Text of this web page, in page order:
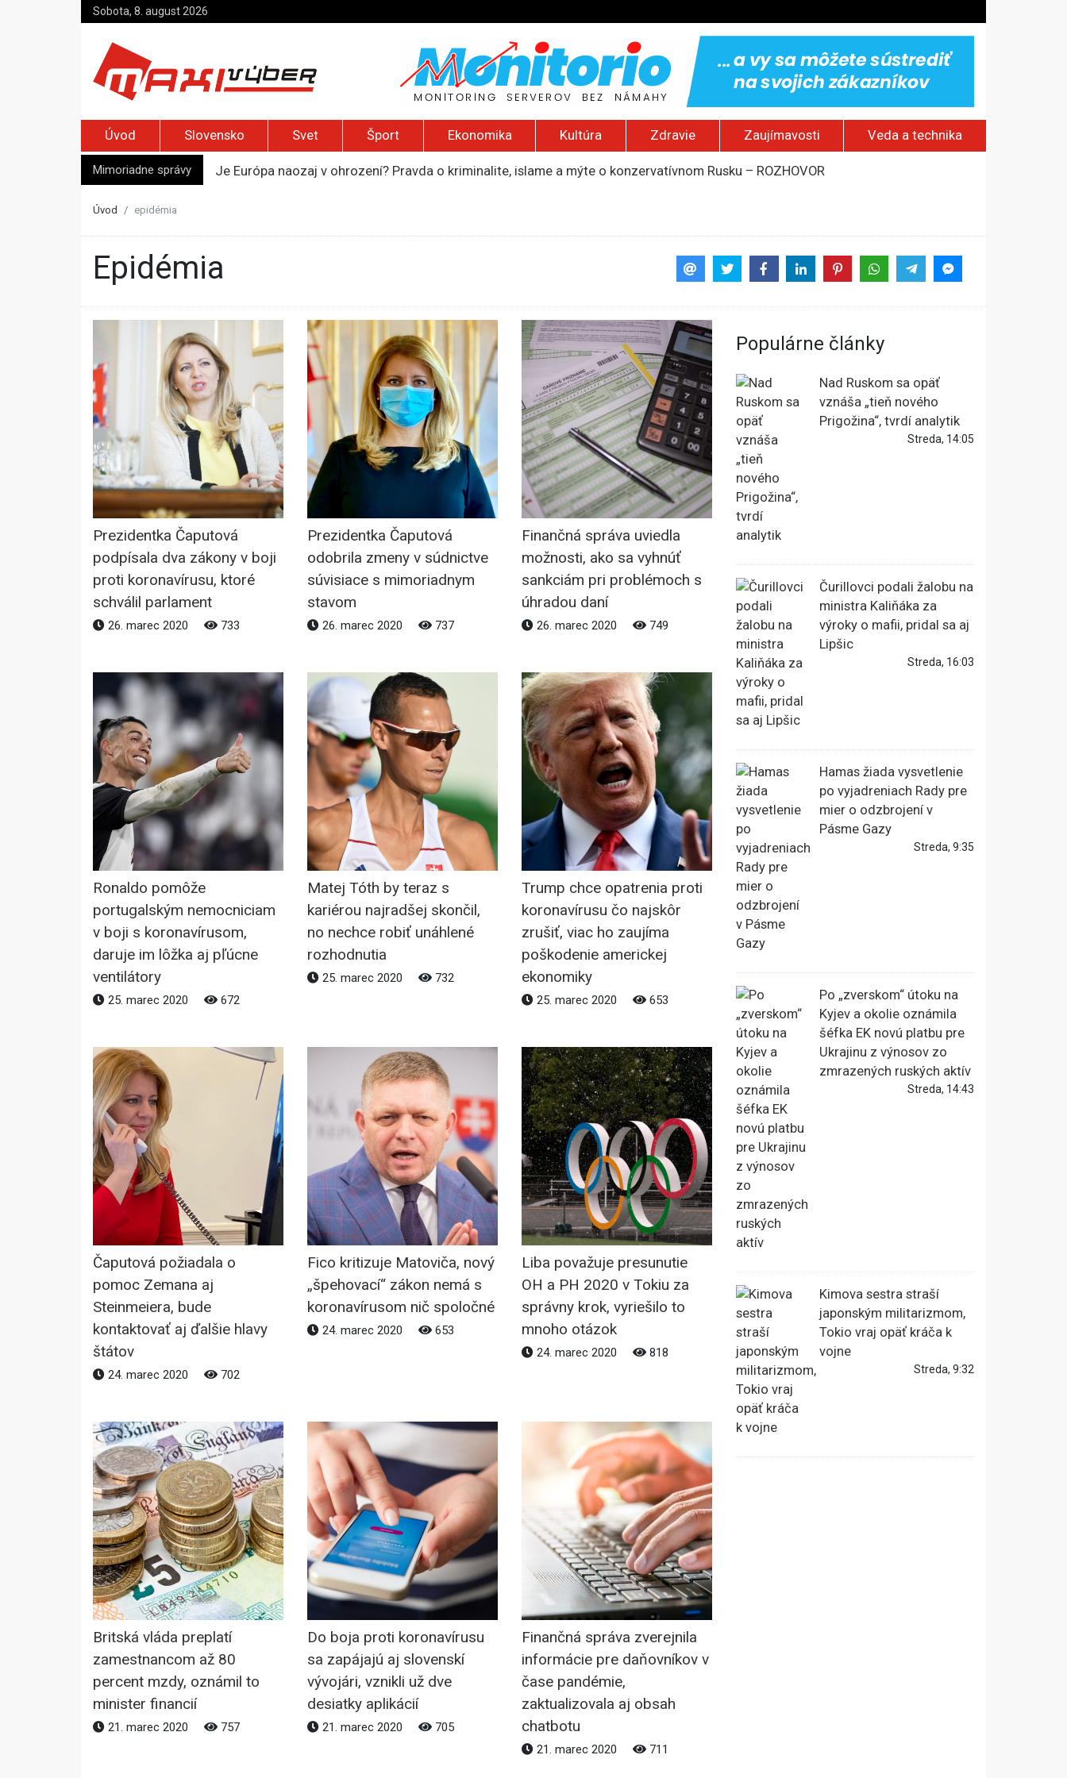
Sobota, 8. august 2026
Úvod Slovensko Svet Šport Ekonomika Kultúra Zdravie Zaujímavosti Veda a technika
Mimoriadne správy
Je Európa naozaj v ohrození? Pravda o kriminalite, islame a mýte o konzervatívnom Rusku – ROZHOVOR
Úvod epidémia
epidémia
Prezidentka Čaputová
podpísala dva zákony v boji
proti koronavírusu, ktoré
schválil parlament
26. marec 2020 733
Prezidentka Čaputová
odobrila zmeny v súdnictve
súvisiace s mimoriadnym
stavom
26. marec 2020 737
Finančná správa uviedla
možnosti, ako sa vyhnúť
sankciám pri problémoch s
úhradou daní
26. marec 2020 749
Ronaldo pomôže
portugalským nemocniciam
v boji s koronavírusom,
daruje im lôžka aj pľúcne
ventilátory
25. marec 2020 672
Matej Tóth by teraz s
kariérou najradšej skončil,
no nechce robiť unáhlené
rozhodnutia
25. marec 2020 732
Trump chce opatrenia proti
koronavírusu čo najskôr
zrušiť, viac ho zaujíma
poškodenie americkej
ekonomiky
25. marec 2020 653
Čaputová požiadala o
pomoc Zemana aj
Steinmeiera, bude
kontaktovať aj ďalšie hlavy
štátov
24. marec 2020 702
Fico kritizuje Matoviča, nový
„špehovací“ zákon nemá s
koronavírusom nič spoločné
24. marec 2020 653
Liba považuje presunutie
OH a PH 2020 v Tokiu za
správny krok, vyriešilo to
mnoho otázok
24. marec 2020 818
Britská vláda preplatí
zamestnancom až 80
percent mzdy, oznámil to
minister financií
21. marec 2020 757
Do boja proti koronavírusu
sa zapájajú aj slovenskí
vývojári, vznikli už dve
desiatky aplikácií
21. marec 2020 705
Finančná správa zverejnila
informácie pre daňovníkov v
čase pandémie,
zaktualizovala aj obsah
chatbotu
21. marec 2020 711
Populárne články
Nad Ruskom sa opäť
vznáša „tieň nového
Prigožina“, tvrdí analytik
Streda, 14:05
Čurillovci podali žalobu na
ministra Kaliňáka za
výroky o mafii, pridal sa aj
Lipšic
Streda, 16:03
Hamas žiada vysvetlenie
po vyjadreniach Rady pre
mier o odzbrojení v
Pásme Gazy
Streda, 9:35
Po „zverskom“ útoku na
Kyjev a okolie oznámila
šéfka EK novú platbu pre
Ukrajinu z výnosov zo
zmrazených ruských aktív
Streda, 14:43
Kimova sestra straší
japonským militarizmom,
Tokio vraj opäť kráča k
vojne
Streda, 9:32